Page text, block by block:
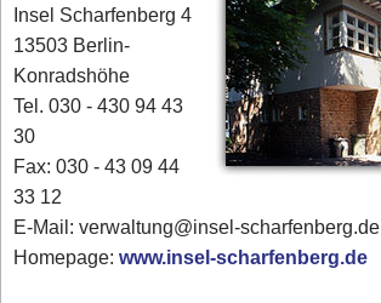
Insel Scharfenberg 4
13503 Berlin-
Konradshöhe
Tel. 030 - 430 94 43
30
Fax: 030 - 43 09 44
33 12
E-Mail: verwaltung@insel-scharfenberg.de
Homepage:www.insel-scharfenberg.de